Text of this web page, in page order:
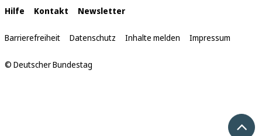
Interne
Links
Hilfe Kontakt Newsletter
Barrierefreiheit Datenschutz Inhalte melden Impressum
© Deutscher Bundestag